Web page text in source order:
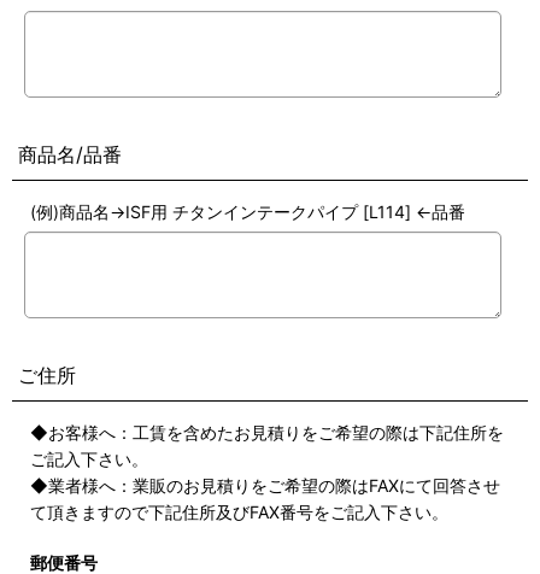
商品名/品番
(例)商品名→ISF用 チタンインテークパイプ [L114] ←品番
ご住所
◆お客様へ：工賃を含めたお見積りをご希望の際は下記住所を
ご記入下さい。
◆業者様へ：業販のお見積りをご希望の際はFAXにて回答させ
て頂きますので下記住所及びFAX番号をご記入下さい。
郵便番号